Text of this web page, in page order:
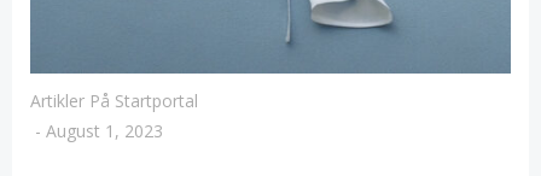
Artikler På Startportal
- August 1, 2023